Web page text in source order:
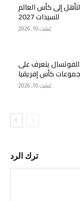
إلى كأس العالم
للسيدات 2027
غشت 10, 2026
يتعرف على
كأس إفريقيا
غشت 10, 2026
ترك الرد